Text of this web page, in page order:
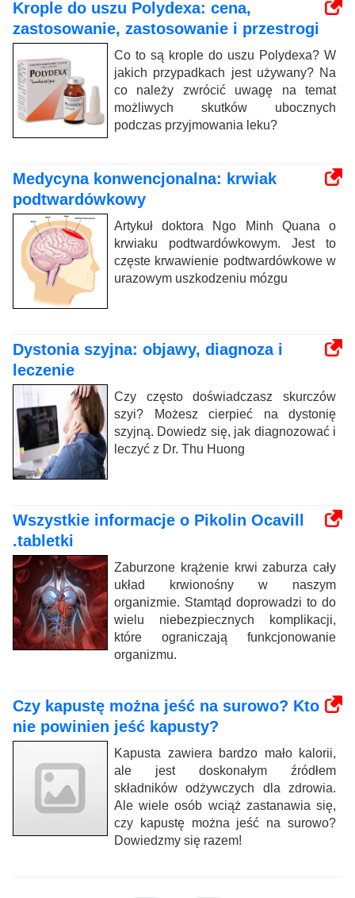
Krople do uszu Polydexa: cena,
zastosowanie, zastosowanie i przestrogi
Co to są krople do uszu Polydexa? W
jakich przypadkach jest używany? Na
co należy zwrócić uwagę na temat
możliwych skutków ubocznych
podczas przyjmowania leku?
Medycyna konwencjonalna: krwiak
podtwardówkowy
Artykuł doktora Ngo Minh Quana o
krwiaku podtwardówkowym. Jest to
częste krwawienie podtwardówkowe w
urazowym uszkodzeniu mózgu
Dystonia szyjna: objawy, diagnoza i
leczenie
Czy często doświadczasz skurczów
szyi? Możesz cierpieć na dystonię
szyjną. Dowiedz się, jak diagnozować i
leczyć z Dr. Thu Huong
Wszystkie informacje o Pikolin Ocavill
.tabletki
Zaburzone krążenie krwi zaburza cały
układ krwionośny w naszym
organizmie. Stamtąd doprowadzi to do
wielu niebezpiecznych komplikacji,
które ograniczają funkcjonowanie
organizmu.
Czy kapustę można jeść na surowo? Kto
nie powinien jeść kapusty?
Kapusta zawiera bardzo mało kalorii,
ale jest doskonałym źródłem
składników odżywczych dla zdrowia.
Ale wiele osób wciąż zastanawia się,
czy kapustę można jeść na surowo?
Dowiedzmy się razem!